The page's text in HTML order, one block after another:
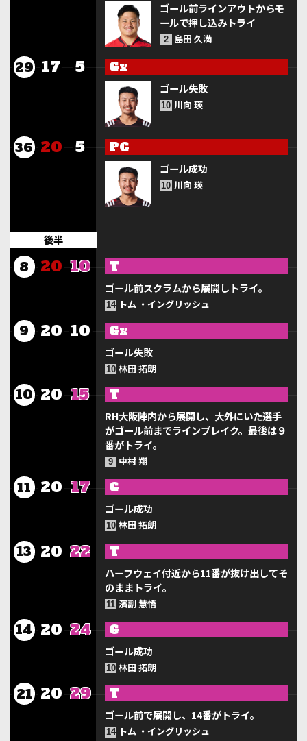
ゴール前ラインアウトからモ
ールで押し込みトライ
2 島田 久満
29 17 5 Gx
ゴール失敗
10 川向 瑛
36 20 5 PG
ゴール成功
10 川向 瑛
後半
8 20 10 T
ゴール前スクラムから展開しトライ。
14 トム ・イングリッシュ
9 20 10 Gx
ゴール失敗
10 林田 拓朗
10 20 15 T
RH大阪陣内から展開し、大外にいた選手
がゴール前までラインブレイク。最後は９
番がトライ。
9 中村 翔
11 20 17 G
ゴール成功
10 林田 拓朗
13 20 22 T
ハーフウェイ付近から11番が抜け出してそ
のままトライ。
11 濱副 慧悟
14 20 24 G
ゴール成功
10 林田 拓朗
21 20 29 T
ゴール前で展開し、14番がトライ。
14 トム ・イングリッシュ